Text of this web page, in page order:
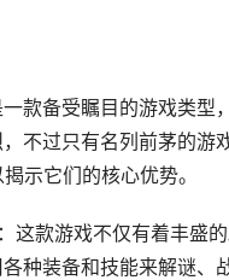
款备受瞩目的游戏类型
不过只有名列前茅的游
示它们的核心优势。
这款游戏不仅有着丰盛
种装备和技能来解谜、